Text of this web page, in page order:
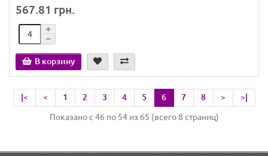
567.81 грн.
В корзину
|< < 1 2 3 4 5 6 7 8 > >|
Показано с 46 по 54 из 65 (всего 8 страниц)